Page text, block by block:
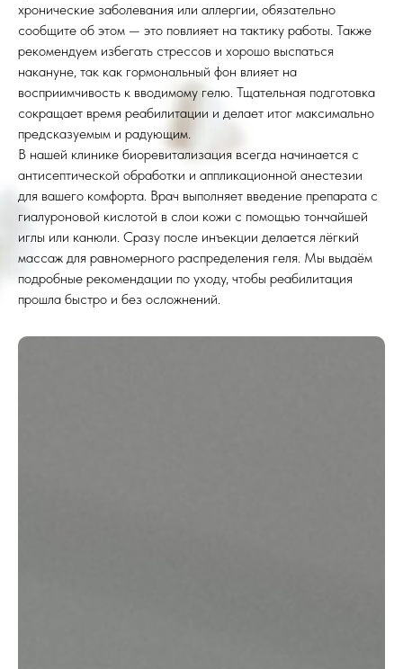
хронические заболевания или аллергии, обязательно
сообщите об этом — это повлияет на тактику работы. Также
рекомендуем избегать стрессов и хорошо выспаться
накануне, так как гормональный фон влияет на
восприимчивость к вводимому гелю. Тщательная подготовка
сокращает время реабилитации и делает итог максимально
предсказуемым и радующим.
В нашей клинике биоревитализация всегда начинается с
антисептической обработки и аппликационной анестезии
для вашего комфорта. Врач выполняет введение препарата с
гиалуроновой кислотой в слои кожи с помощью тончайшей
иглы или канюли. Сразу после инъекции делается лёгкий
массаж для равномерного распределения геля. Мы выдаём
подробные рекомендации по уходу, чтобы реабилитация
прошла быстро и без осложнений.